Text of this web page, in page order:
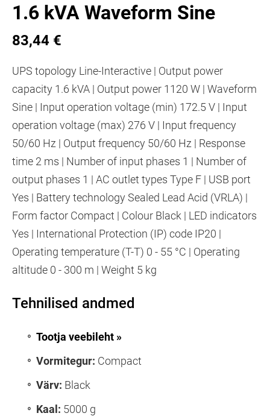
1.6 kVA Waveform Sine
83,44 €
UPS topology Line-Interactive | Output power
capacity 1.6 kVA | Output power 1120 W | Waveform
Sine | Input operation voltage (min) 172.5 V | Input
operation voltage (max) 276 V | Input frequency
50/60 Hz | Output frequency 50/60 Hz | Response
time 2 ms | Number of input phases 1 | Number of
output phases 1 | AC outlet types Type F | USB port
Yes | Battery technology Sealed Lead Acid (VRLA) |
Form factor Compact | Colour Black | LED indicators
Yes | International Protection (IP) code IP20 |
Operating temperature (T-T) 0 - 55 °C | Operating
altitude 0 - 300 m | Weight 5 kg
Tehnilised andmed
Tootja veebileht »
Vormitegur: Compact
Värv: Black
Kaal: 5000 g